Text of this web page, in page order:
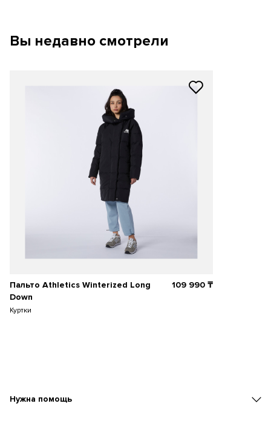
Вы недавно смотрели
Пальто Athletics Winterized Long
Down
Куртки
109 990₸
Нужна помощь